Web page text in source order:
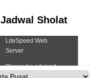
Jadwal Sholat